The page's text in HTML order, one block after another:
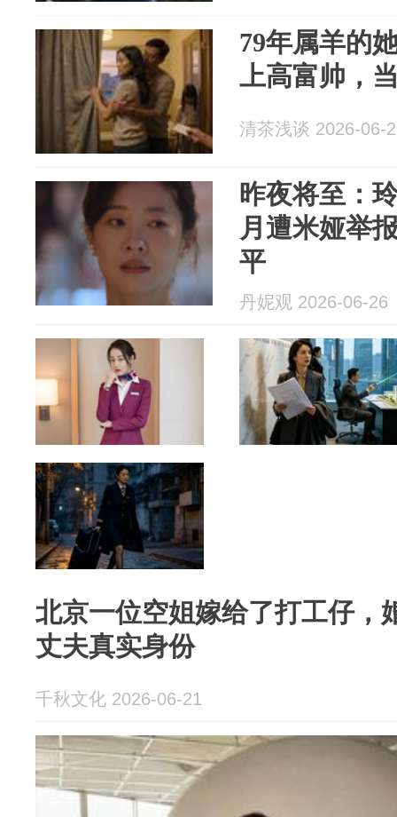
79年属羊的
上高富帅，
清茶浅谈 2026-06-
昨夜将至：
月遭米娅举
平
丹妮观 2026-06-26
北京一位空姐嫁给了打工仔，
丈夫真实身份
千秋文化 2026-06-21